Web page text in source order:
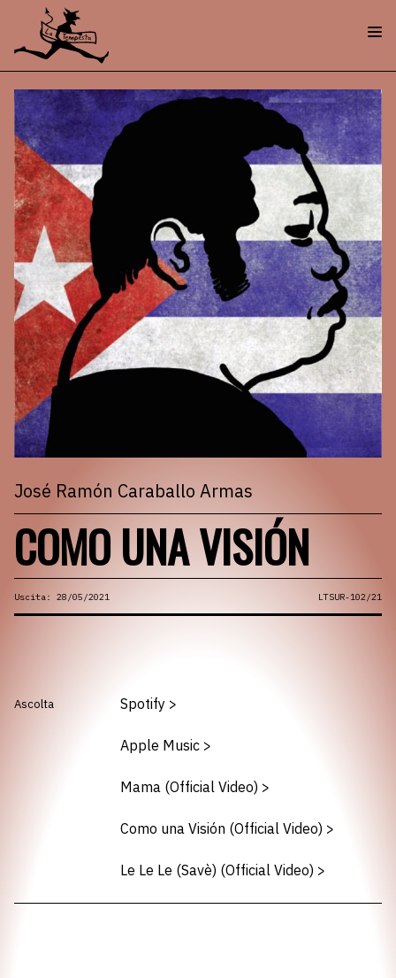
José Ramón Caraballo Armas
COMO UNA VISIÓN
Uscita: 28/05/2021 LTSUR-102/21
Ascolta Spotify >
Apple Music >
Mama (Official Video) >
Como una Visión (Official Video) >
Le Le Le (Savè) (Official Video) >